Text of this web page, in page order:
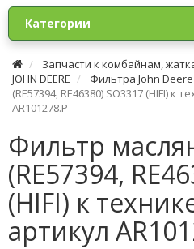
Категории
Запчасти к комбайнам,
JOHN DEERE
Фильтра John Deere
(RE57394, RE46380) SO3317 (HІFI) к
AR101278.P
Фильтр
(RE57394,
(HІFI) к
артикул